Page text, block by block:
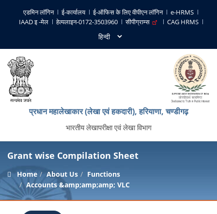
एडमिन लॉगिन ई-कार्यालय ई-ऑफिस के लिए वीपीएन लॉगिन
e-HRMS
IAAD इ -मेल
हेल्पलाइन-0172-3503960 सीपीग्राम्स CAG HRMS
प्रधान महालेखाकार (लेखा एवं हकदारी), हरियाणा, चण्‍डीगढ़
भारतीय लेखापरीक्षा एवं लेखा विभाग
Grant wise Compilation Sheet
Home About Us
Functions
Accounts &amp;amp;amp; VLC